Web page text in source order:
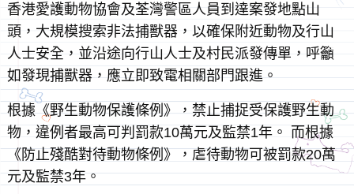
香港愛護動物協會及荃灣警區人員到達案發地點山
頭，大規模搜索非法捕獸器，以確保附近動物及行山
人士安全，並沿途向行山人士及村民派發傳單，呼籲
如發現捕獸器，應立即致電相關部門跟進。
根據《野生動物保護條例》，禁止捕捉受保護野生動
物，違例者最高可判罰款10萬元及監禁1年。 而根據
《防止殘酷對待動物條例》，虐待動物可被罰款20萬
元及監禁3年。